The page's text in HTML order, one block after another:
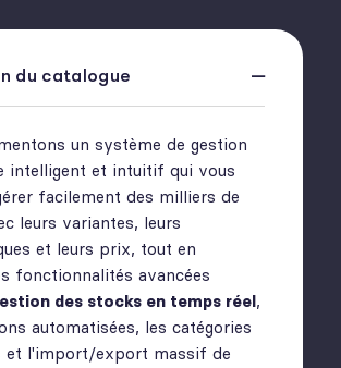
du catalogue
un système de gestion
intelligent et intuitif qui vous
facilement des milliers de
leurs variantes, leurs
et leurs prix, tout en
fonctionnalités avancées
des stocks en temps réel,
automatisées, les catégories
et l'import/export massif de